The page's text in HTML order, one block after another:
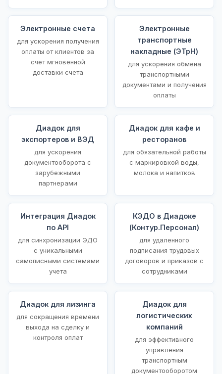
Электронные счета
для ускорения получения
оплаты от клиентов за
счет мгновенной
доставки счета
Электронные
транспортные
накладные (ЭТрН)
для ускорения обмена
транспортными
документами и получения
оплаты
Диадок для
экспортеров и ВЭД
для ускорения
документооборота с
зарубежными
партнерами
Диадок для кафе и
ресторанов
для обязательной работы
с маркировкой воды,
молока и напитков
Интеграция Диадок
по API
для синхронизации ЭДО
с уникальными
самописными системами
учета
КЭДО в Диадоке
(Контур.Персонал)
для удаленного
подписания трудовых
договоров и приказов с
сотрудниками
Диадок для лизинга
для сокращения времени
выхода на сделку и
контроля оплат
Диадок для
логистических
компаний
для эффективного
управления
транспортным
документооборотом